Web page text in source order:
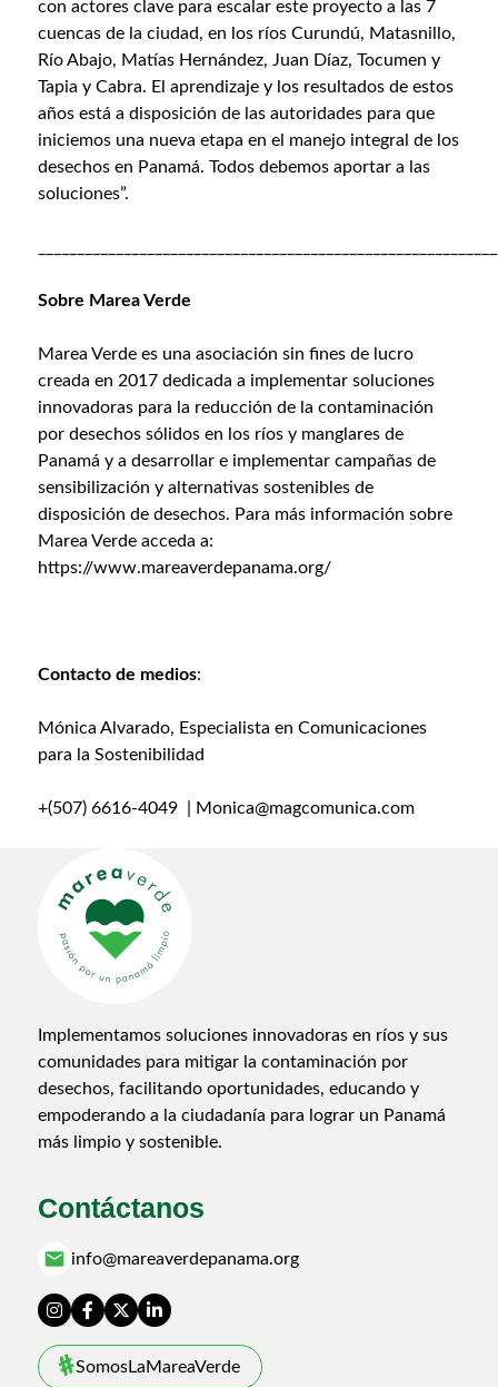
con actores clave para escalar este proyecto a las 7
cuencas de la ciudad, en los ríos Curundú, Matasnillo,
Río Abajo, Matías Hernández, Juan Díaz, Tocumen y
Tapia y Cabra. El aprendizaje y los resultados de estos
años está a disposición de las autoridades para que
iniciemos una nueva etapa en el manejo integral de los
desechos en Panamá. Todos debemos aportar a las
soluciones”.
Sobre Marea Verde
Marea Verde es una asociación sin fines de lucro
creada en 2017 dedicada a implementar soluciones
innovadoras para la reducción de la contaminación
por desechos sólidos en los ríos y manglares de
Panamá y a desarrollar e implementar campañas de
sensibilización y alternativas sostenibles de
disposición de desechos. Para más información sobre
Marea Verde acceda a:
https://www.mareaverdepanama.org/
Contacto de medios:
Mónica Alvarado, Especialista en Comunicaciones
para la Sostenibilidad
+(507) 6616-4049 | Monica@magcomunica.com
Implementamos soluciones innovadoras en ríos y sus
comunidades para mitigar la contaminación por
desechos, facilitando oportunidades, educando y
empoderando a la ciudadanía para lograr un Panamá
más limpio y sostenible.
Contáctanos
email info@mareaverdepanama.org
SomosLaMareaVerde